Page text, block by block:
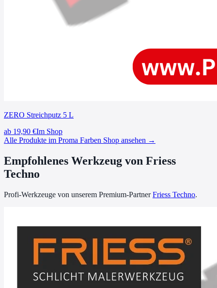
ZERO Streichputz 5 L
ab 19,90 €Im Shop
Alle Produkte im Proma Farben Shop ansehen →
Empfohlenes Werkzeug von Friess
Techno
Profi-Werkzeuge von unserem Premium-Partner Friess Techno.